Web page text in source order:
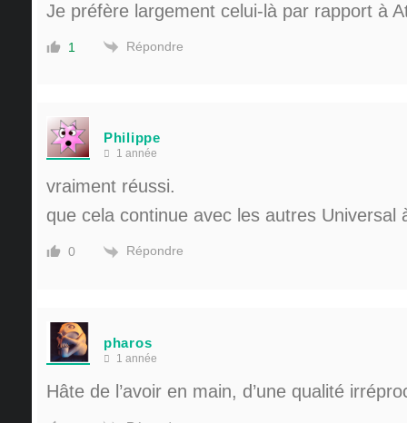
Je préfère largement celui-là par rapport à
1 Répondre
Philippe
1 année
vraiment réussi.
que cela continue avec les autres Universal
0 Répondre
pharos
1 année
Hâte de l’avoir en main, d’une qualité